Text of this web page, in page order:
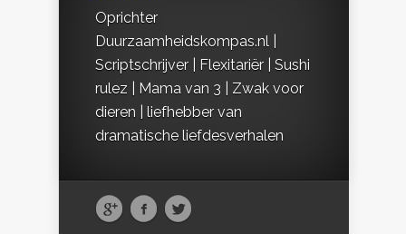
Oprichter
Duurzaamheidskompas.nl |
Scriptschrijver | Flexitariër | Sushi
rulez | Mama van 3 | Zwak voor
dieren | liefhebber van
dramatische liefdesverhalen